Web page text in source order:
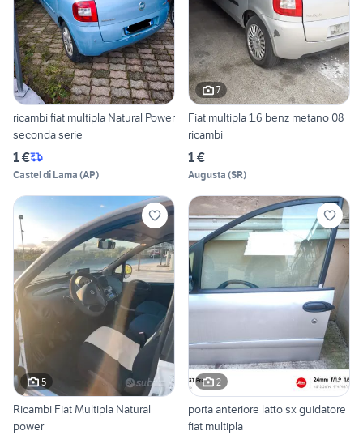
ricambi fiat multipla Natural Power
seconda serie
1 €
Castel di Lama (AP)
7
Fiat multipla 1.6 benz metano 08
ricambi
1 €
Augusta (SR)
5
Ricambi Fiat Multipla Natural
power
2
porta anteriore latto sx guidatore
fiat multipla